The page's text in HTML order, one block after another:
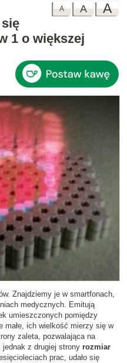
A
A
A
1 o większej
Znajdziemy je w smartfonach,
medycznych. Emitują
umieszczonych pomiędzy
małe, ich wielkość mierzy się w
zaleta, pozwalająca na
z drugiej strony rozmiar
prac, udało się